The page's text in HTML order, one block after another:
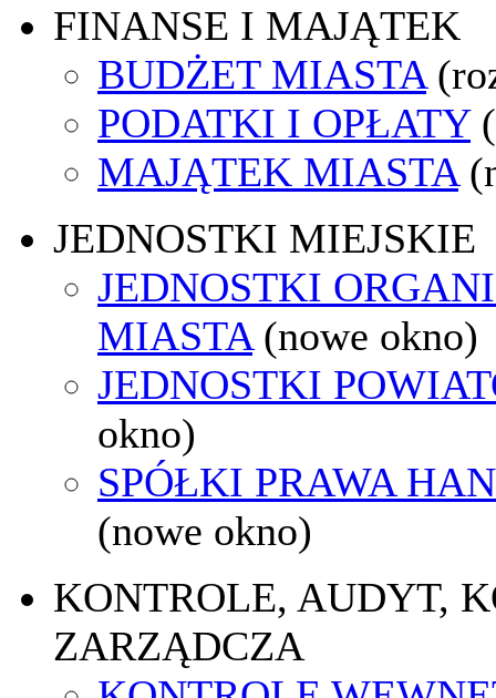
FINANSE I MAJĄTEK
BUDŻET MIASTA
PODATKI I OPŁATY
MAJĄTEK MIASTA
JEDNOSTKI MIEJSKIE
JEDNOSTKI
MIASTA (nowe okno)
JEDNOSTKI
okno)
SPÓŁKI PRAWA
(nowe okno)
KONTROLE, AUDYT,
ZARZĄDCZA